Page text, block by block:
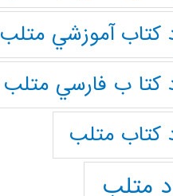
كتاب آموزشي متلب
كتا ب فارسي متلب
كتاب متلب
متلب